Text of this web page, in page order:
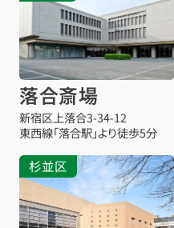
落合斎場
新宿区上落合3-34-12
東西線「落合駅」より徒歩5分
杉並区